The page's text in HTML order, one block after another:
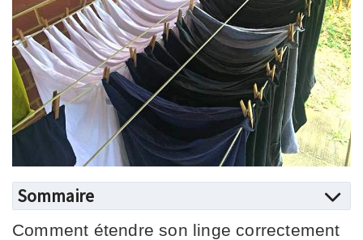
Sommaire
Comment étendre son linge correctement